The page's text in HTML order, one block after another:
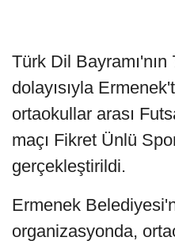
Türk Dil Bayramı'nın
dolayısıyla
ortaokullar arası
maçı Fikret Ünlü
gerçekleştirildi.
Ermenek
organizasyonda,